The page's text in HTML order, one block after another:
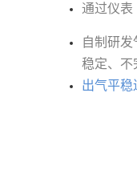
通过仪表
自制研
稳定、不
出气平稳